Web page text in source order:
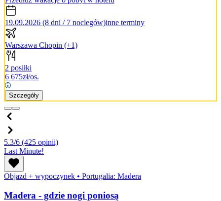
19.09.2026 (8 dni / 7 noclegów)inne terminy
Warszawa Chopin (+1)
2 posiłki
6 675zł/os.
Szczegóły
5.3/6 (425 opinii)
Last Minute!
Objazd + wypoczynek • Portugalia: Madera
Madera - gdzie nogi poniosą